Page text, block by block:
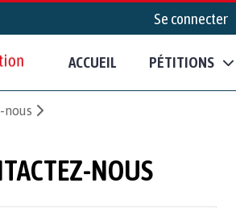
Se connecter
ACCUEIL PÉTITIONS
nous
NOUS